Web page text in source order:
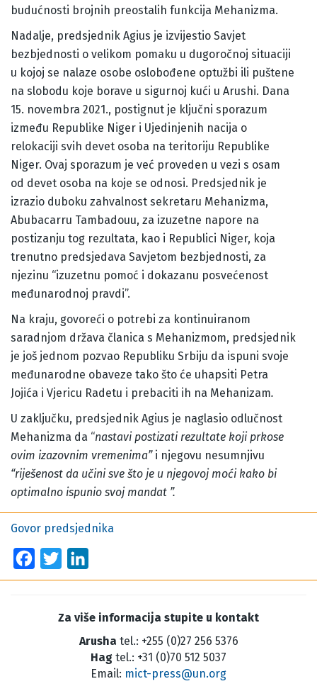
budućnosti brojnih preostalih funkcija Mehanizma.
Nadalje, predsjednik Agius je izvijestio Savjet
bezbjednosti o velikom pomaku u dugoročnoj situaciji
u kojoj se nalaze osobe oslobođene optužbi ili puštene
na slobodu koje borave u sigurnoj kući u Arushi. Dana
15. novembra 2021., postignut je ključni sporazum
između Republike Niger i Ujedinjenih nacija o
relokaciji svih devet osoba na teritoriju Republike
Niger. Ovaj sporazum je već proveden u vezi s osam
od devet osoba na koje se odnosi. Predsjednik je
izrazio duboku zahvalnost sekretaru Mehanizma,
Abubacarru Tambadouu, za izuzetne napore na
postizanju tog rezultata, kao i Republici Niger, koja
trenutno predsjedava Savjetom bezbjednosti, za
njezinu “izuzetnu pomoć i dokazanu posvećenost
međunarodnoj pravdi”.
Na kraju, govoreći o potrebi za kontinuiranom
saradnjom država članica s Mehanizmom, predsjednik
je još jednom pozvao Republiku Srbiju da ispuni svoje
međunarodne obaveze tako što će uhapsiti Petra
Jojića i Vjericu Radetu i prebaciti ih na Mehanizam.
U zaključku, predsjednik Agius je naglasio odlučnost
Mehanizma da “nastavi postizati rezultate koji prkose
ovim izazovnim vremenima”i njegovu nesumnjivu
“riješenost da učini sve što je u njegovoj moći kako bi
optimalno ispunio svoj mandat ”.
Govor predsjednika
Facebook
Twitter
Za više informacija stupite u kontakt
Arusha tel.: +255 (0)27 256 5376
Hag tel.: +31 (0)70 512 5037
Email: mict-press@un.org